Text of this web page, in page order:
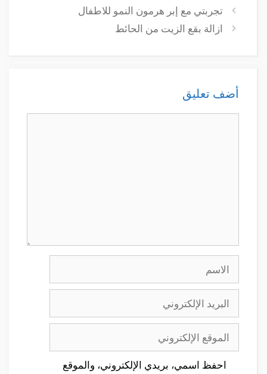
تجربتي مع إبر هرمون النمو للاطفال
ازالة بقع الزيت من الحائط
أضف تعليق
الاسم
البريد
الإلكتروني
الموقع
الإلكتروني
احفظ اسمي، بريدي الإلكتروني، والموقع